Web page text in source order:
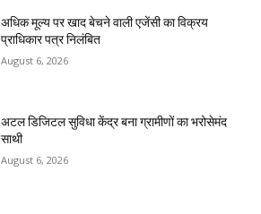
अधिक मूल्य पर खाद बेचने वाली एजेंसी का विक्रय
प्राधिकार पत्र निलंबित
August 6, 2026
अटल डिजिटल सुविधा केंद्र बना ग्रामीणों का भरोसेमंद
साथी
August 6, 2026